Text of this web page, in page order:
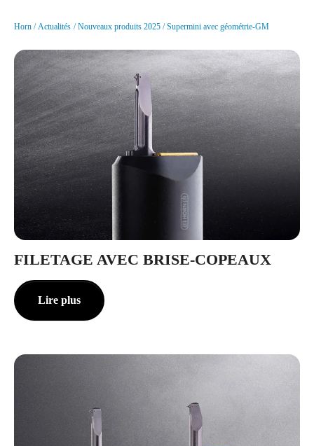
Horn Actualités Nouveaux produits 2025 Supermini avec géométrie-GM
FILETAGE AVEC BRISE-COPEAUX
Lire plus